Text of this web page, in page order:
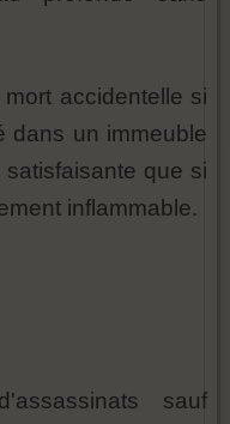
accidentelle si
dans un immeuble
que si
inflammable.
sauf